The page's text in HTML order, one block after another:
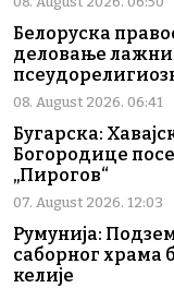
Белоруска
деловање
08. August 2026. 06:41
Бугарска:
Богородице
„Пирогов“
07. August 2026. 12:03
Румунија:
саборног храма
келије